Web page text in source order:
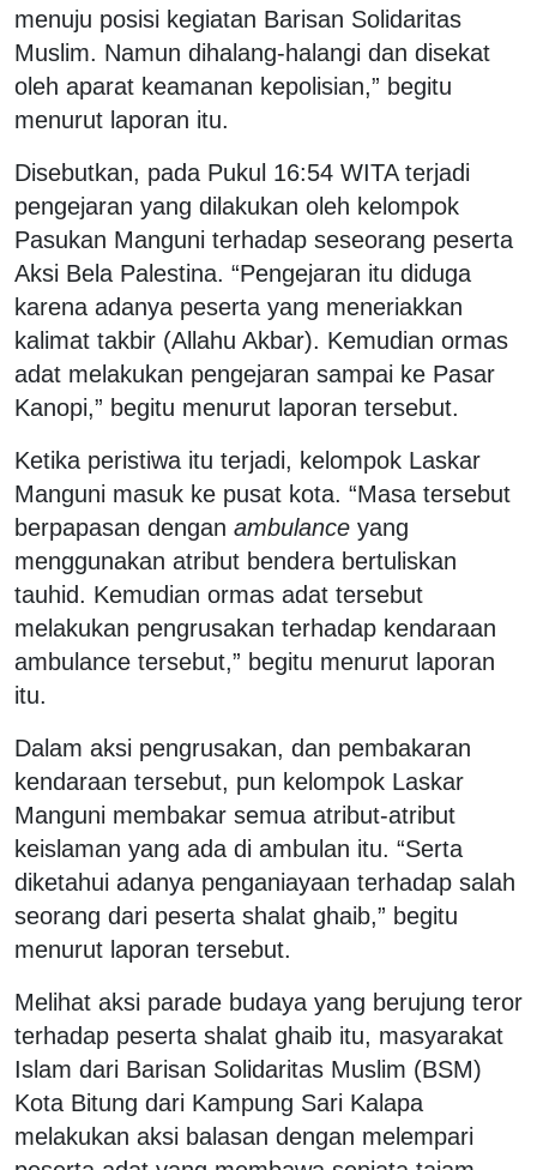
menuju posisi kegiatan Barisan Solidaritas
Muslim. Namun dihalang-halangi dan disekat
oleh aparat keamanan kepolisian,” begitu
menurut laporan itu.
Disebutkan, pada Pukul 16:54 WITA terjadi
pengejaran yang dilakukan oleh kelompok
Pasukan Manguni terhadap seseorang peserta
Aksi Bela Palestina. “Pengejaran itu diduga
karena adanya peserta yang meneriakkan
kalimat takbir (Allahu Akbar). Kemudian ormas
adat melakukan pengejaran sampai ke Pasar
Kanopi,” begitu menurut laporan tersebut.
Ketika peristiwa itu terjadi, kelompok Laskar
Manguni masuk ke pusat kota. “Masa tersebut
berpapasan dengan ambulance yang
menggunakan atribut bendera bertuliskan
tauhid. Kemudian ormas adat tersebut
melakukan pengrusakan terhadap kendaraan
ambulance tersebut,” begitu menurut laporan
itu.
Dalam aksi pengrusakan, dan pembakaran
kendaraan tersebut, pun kelompok Laskar
Manguni membakar semua atribut-atribut
keislaman yang ada di ambulan itu. “Serta
diketahui adanya penganiayaan terhadap salah
seorang dari peserta shalat ghaib,” begitu
menurut laporan tersebut.
Melihat aksi parade budaya yang berujung teror
terhadap peserta shalat ghaib itu, masyarakat
Islam dari Barisan Solidaritas Muslim (BSM)
Kota Bitung dari Kampung Sari Kalapa
melakukan aksi balasan dengan melempari